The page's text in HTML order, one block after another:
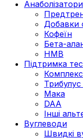
Добавки
Кофеїн
Бета-
HMB
Підтримка
Трибулус
Мака
DAA
Інші
Вуглеводи
Швидкі